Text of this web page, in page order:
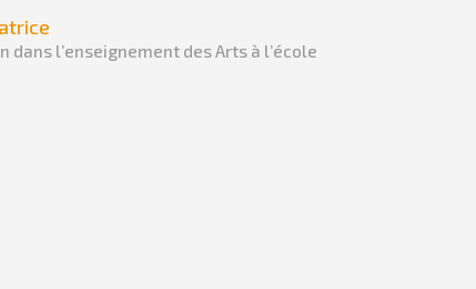
dans l’enseignement des Arts à l’école